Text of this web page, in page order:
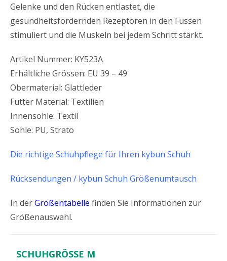
Gelenke und den Rücken entlastet, die
gesundheitsfördernden Rezeptoren in den Füssen
stimuliert und die Muskeln bei jedem Schritt stärkt.
Artikel Nummer: KY523A
Erhältliche Grössen: EU 39 – 49
Obermaterial: Glattleder
Futter Material: Textilien
Innensohle: Textil
Sohle: PU, Strato
Die richtige Schuhpflege für Ihren kybun Schuh
Rücksendungen / kybun Schuh Größenumtausch
In derGrößentabelle finden Sie Informationen zur
Größenauswahl.
SCHUHGRÖSSE M